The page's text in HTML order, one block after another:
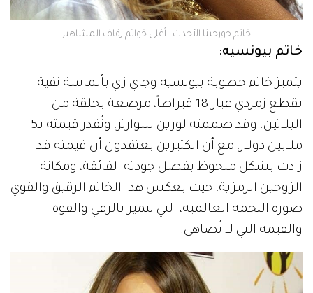
خاتم جورجينا الأحدث.. أغلى خواتم زفاف المشاهير
خاتم بيونسيه:
يتميز خاتم خطوبة بيونسيه وجاي زي بألماسة نقية
بقطع زمردي عيار 18 قيراطاً، مرصعة بحلقة من
البلاتين. وقد صممته لورين شوارتز، وتُقدر قيمته بـ5
ملايين دولار، مع أن الكثيرين يعتقدون أن قيمته قد
زادت بشكل ملحوظ بفضل جودته الفائقة، ومكانة
الزوجين الرمزية، حيث يعكس هذا الخاتم الرقيق والقوي
صورة النجمة العالمية، التي تتميز بالرقي والقوة
والقيمة التي لا تُضاهى.